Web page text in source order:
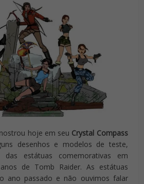
hoje em seu Crystal Compass
desenhos e modelos de teste,
estátuas comemorativas em
de Tomb Raider. As estátuas
ano passado e não ouvimos falar